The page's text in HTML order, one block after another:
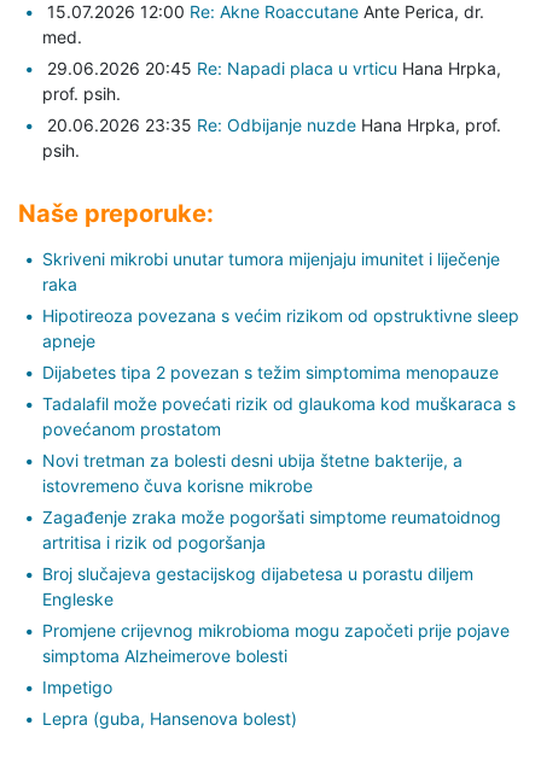
15.07.2026 12:00 Re: Akne Roaccutane Ante Perica, dr.
med.
29.06.2026 20:45 Re: Napadi placa u vrticu Hana Hrpka,
prof. psih.
20.06.2026 23:35 Re: Odbijanje nuzde Hana Hrpka, prof.
psih.
Naše preporuke:
Skriveni mikrobi unutar tumora mijenjaju imunitet i liječenje
raka
Hipotireoza povezana s većim rizikom od opstruktivne sleep
apneje
Dijabetes tipa 2 povezan s težim simptomima menopauze
Tadalafil može povećati rizik od glaukoma kod muškaraca s
povećanom prostatom
Novi tretman za bolesti desni ubija štetne bakterije, a
istovremeno čuva korisne mikrobe
Zagađenje zraka može pogoršati simptome reumatoidnog
artritisa i rizik od pogoršanja
Broj slučajeva gestacijskog dijabetesa u porastu diljem
Engleske
Promjene crijevnog mikrobioma mogu započeti prije pojave
simptoma Alzheimerove bolesti
Impetigo
Lepra (guba, Hansenova bolest)